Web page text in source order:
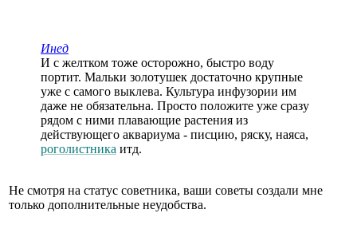
Инед
И с желтком тоже осторожно, быстро воду
портит. Мальки золотушек достаточно крупные
уже с самого выклева. Культура инфузории им
даже не обязательна. Просто положите уже сразу
рядом с ними плавающие растения из
действующего аквариума - писцию, ряску, наяса,
роголистника итд.
Не смотря на статус советника, ваши советы создали мне
только дополнительные неудобства.